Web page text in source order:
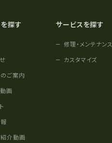
探す
ご案内
画
介動画
サービスを探す
修理・メンテナンス
カスタマイズ